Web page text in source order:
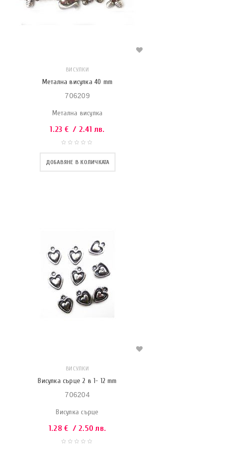
ВИСУЛКИ
Метална висулка 40 mm
706209
Метална висулка
1.23 € / 2.41 лв.
ДОБАВЯНЕ В КОЛИЧКАТА
ВИСУЛКИ
Висулка сърце 2 в 1- 12 mm
706204
Висулка сърце
1.28€ / 2.50 лв.